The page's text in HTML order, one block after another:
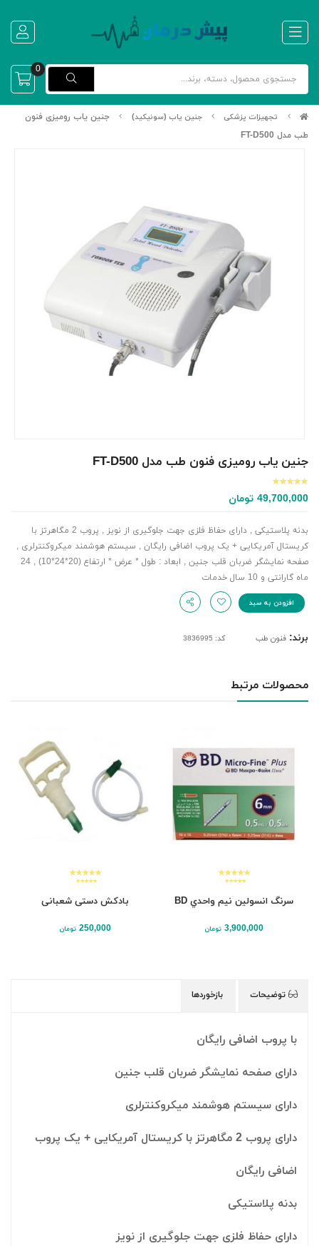
0
تجهیزات پزشکی جنین یاب (سونیکید)
جنین یاب رومیزی فنون
طب مدل FT-D500
جنین یاب رومیزی فنون طب مدل FT-D500
49,700,000 تومان
بدنه پلاستیکی , دارای حفاظ فلزی جهت جلوگیری از نویز , پروب 2 مگاهرتز با
کریستال آمریکایی + یک پروب اضافی رایگان , سیستم هوشمند میکروکنترلری ,
صفحه نمایشگر ضربان قلب جنین , ابعاد : طول * عرض * ارتفاع (20*24*10) , 24
ماه گارانتی و 10 سال خدمات
افزودن به سبد
برند: فنون طب کد: 3836995
محصولات مرتبط
سرنگ انسولين نيم واحدي BD
3,900,000 تومان
بادکش دستی شعبانی
250,000 تومان
توضیحات بازخوردها
با پروب اضافی رایگان
دارای صفحه نمایشگر ضربان قلب جنین
دارای سیستم هوشمند میکروکنترلری
دارای پروب 2 مگاهرتز با کریستال آمریکایی + یک پروب
اضافی رایگان
بدنه پلاستیکی
دارای حفاظ فلزی جهت جلوگیری از نویز